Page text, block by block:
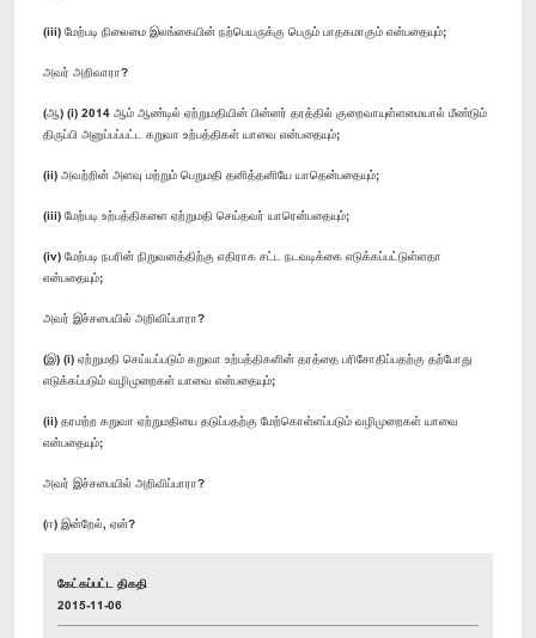
(iii) மேற்படி நிலைமை இலங்கையின் நற்பெயருக்கு பெரும் பாதகமாகும் என்பதையும்;
அவர் அறிவாரா?
(ஆ) (i) 2014 ஆம் ஆண்டில் ஏற்றுமதியின் பின்னர் தரத்தில் குறைவாயுள்ளமையால் மீண்டும்
திருப்பி அனுப்பப்பட்ட கறுவா உற்பத்திகள் யாவை என்பதையும்;
(ii) அவற்றின் அளவு மற்றும் பெறுமதி தனித்தனியே யாதென்பதையும்;
(iii) மேற்படி உற்பத்திகளை ஏற்றுமதி செய்தவர் யாரென்பதையும்;
(iv) மேற்படி நபரின் நிறுவனத்திற்கு எதிராக சட்ட நடவடிக்கை எடுக்கப்பட்டுள்ளதா
என்பதையும்;
அவர் இச்சபையில் அறிவிப்பாரா?
(இ) (i) ஏற்றுமதி செய்யப்படும் கறுவா உற்பத்திகளின் தரத்தை பரிசோதிப்பதற்கு தற்போது
எடுக்கப்படும் வழிமுறைகள் யாவை என்பதையும்;
(ii) தரமற்ற கறுவா ஏற்றுமதியை தடுப்பதற்கு மேற்கொள்ளப்படும் வழிமுறைகள் யாவை
என்பதையும்;
அவர் இச்சபையில் அறிவிப்பாரா?
(ஈ) இன்றேல், ஏன்?
கேட்கப்பட்ட திகதி
2015-11-06